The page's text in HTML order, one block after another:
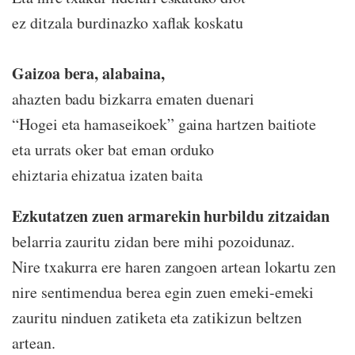
ez ditzala burdinazko xaflak koskatu
Gaizoa bera, alabaina,
ahazten badu bizkarra ematen duenari
“Hogei eta hamaseikoek” gaina hartzen baitiote
eta urrats oker bat eman orduko
ehiztaria ehizatua izaten baita
Ezkutatzen zuen armarekin hurbildu zitzaidan
belarria zauritu zidan bere mihi pozoidunaz.
Nire txakurra ere haren zangoen artean lokartu zen
nire sentimendua berea egin zuen emeki-emeki
zauritu ninduen zatiketa eta zatikizun beltzen
artean.